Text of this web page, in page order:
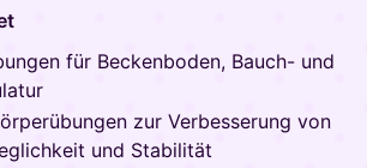
für Beckenboden, Bauch- und
zur Verbesserung von
und Stabilität